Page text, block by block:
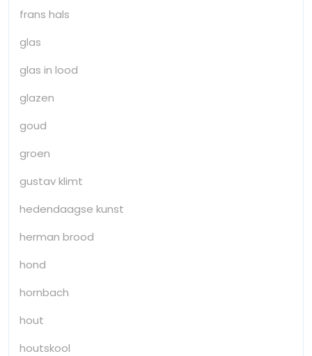
frans hals
glas
glas in lood
glazen
goud
groen
gustav klimt
hedendaagse kunst
herman brood
hond
hornbach
hout
houtskool